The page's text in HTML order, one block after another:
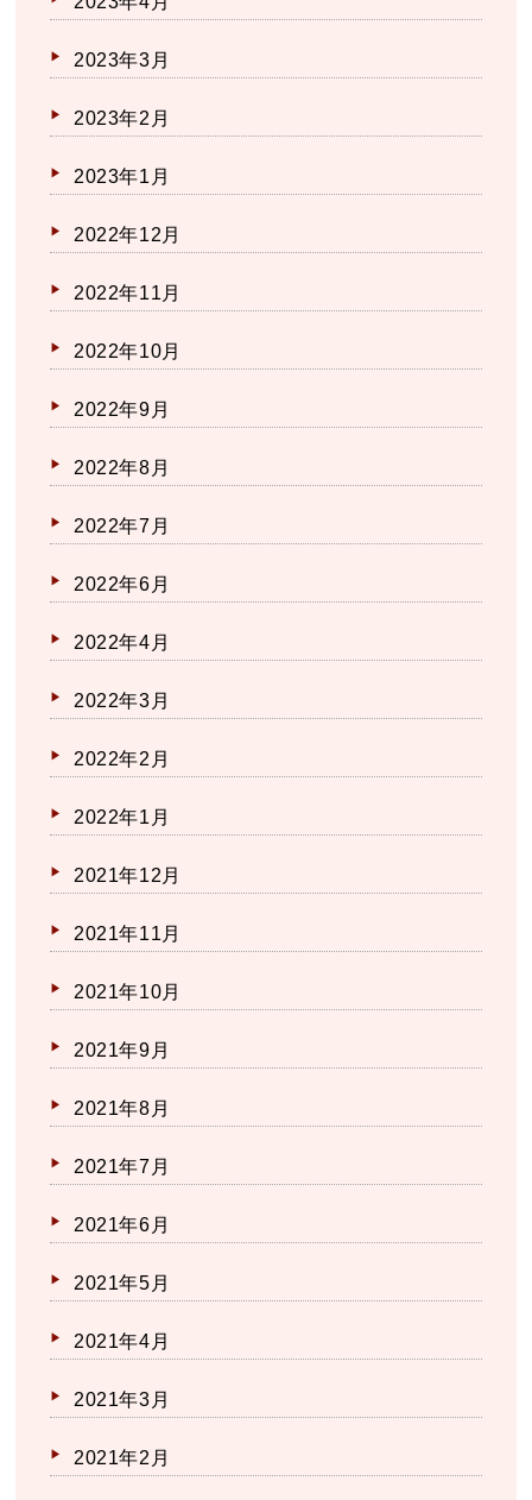
2023年3月
2023年2月
2023年1月
2022年12月
2022年11月
2022年10月
2022年9月
2022年8月
2022年7月
2022年6月
2022年4月
2022年3月
2022年2月
2022年1月
2021年12月
2021年11月
2021年10月
2021年9月
2021年8月
2021年7月
2021年6月
2021年5月
2021年4月
2021年3月
2021年2月